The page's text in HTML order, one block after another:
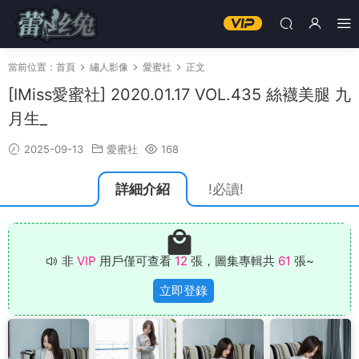
當前位置： 首頁 繡人影像 愛蜜社 正文
[IMiss愛蜜社] 2020.01.17 VOL.435 絲襪美腿 九
月生_
2025-09-13 愛蜜社 168
詳細介紹 !必讀!
非 VIP 用戶僅可查看 12 張，圖集專輯共 61 張~
立即登錄